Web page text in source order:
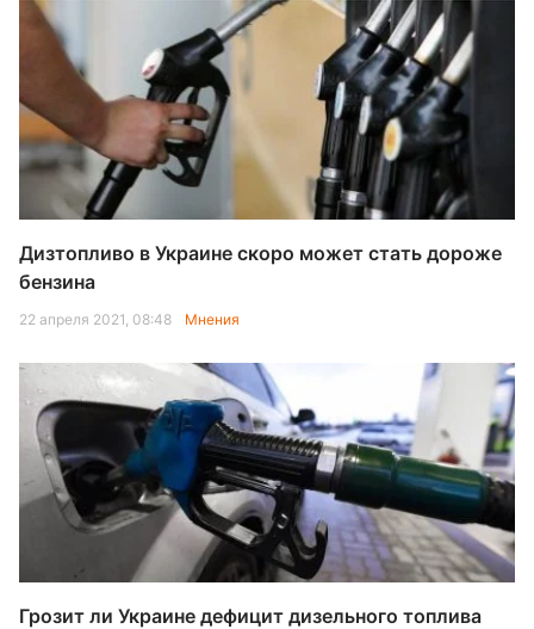
Дизтопливо в Украине скоро может стать дороже
бензина
22 апреля 2021, 08:48 Мнения
Грозит ли Украине дефицит дизельного топлива